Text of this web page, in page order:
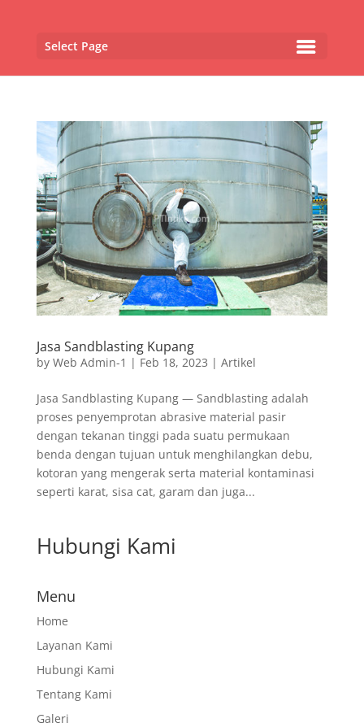
Select Page
Jasa Sandblasting Kupang
by Web Admin-1 | Feb 18, 2023 | Artikel
Jasa Sandblasting Kupang — Sandblasting adalah
proses penyemprotan abrasive material pasir
dengan tekanan tinggi pada suatu permukaan
benda dengan tujuan untuk menghilangkan debu,
kotoran yang mengerak serta material kontaminasi
seperti karat, sisa cat, garam dan juga...
Hubungi Kami
Menu
Home
Layanan Kami
Hubungi Kami
Tentang Kami
Galeri